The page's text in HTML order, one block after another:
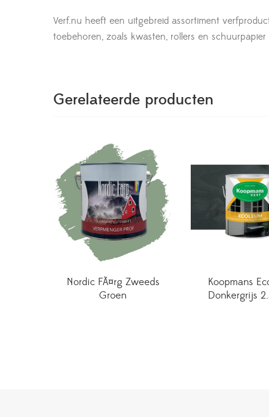
Verf.nu heeft een uitgebreid assortiment
toebehoren, zoals kwasten, rollers en
Gerelateerde producten
Nordic FÃ¤rg Zweeds
Groen
Koopmans
Donkergrijs